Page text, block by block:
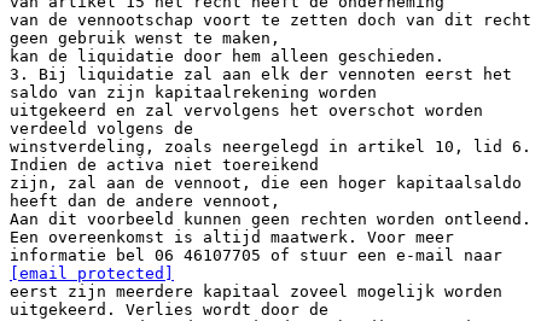
van de vennootschap voort te zetten doch van dit recht
geen gebruik wenst te maken,
kan de liquidatie door hem alleen geschieden.
3. Bij liquidatie zal aan elk der vennoten eerst het
saldo van zijn kapitaalrekening worden
uitgekeerd en zal vervolgens het overschot worden
verdeeld volgens de
winstverdeling, zoals neergelegd in artikel 10, lid 6.
Indien de activa niet toereikend
zijn, zal aan de vennoot, die een hoger kapitaalsaldo
heeft dan de andere vennoot,
Aan dit voorbeeld kunnen geen rechten worden ontleend.
Een overeenkomst is altijd maatwerk. Voor meer
informatie bel 06 46107705 of stuur een e-mail naar
[email protected]
eerst zijn meerdere kapitaal zoveel mogelijk worden
uitgekeerd. Verlies wordt door de